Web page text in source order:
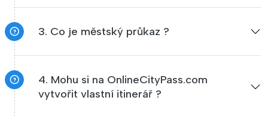
3. Co je městský průkaz ?
4. Mohu si na OnlineCityPass.com
vytvořit vlastní itinerář ?